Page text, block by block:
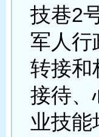
技巷2
军人行
转接和
接待、
业技能